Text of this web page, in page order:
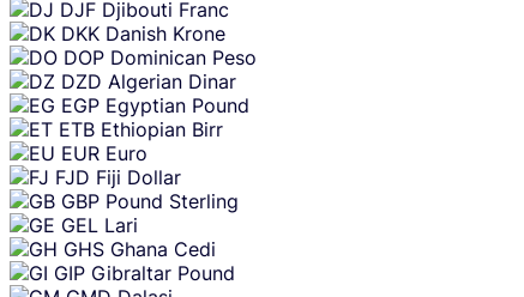
DJF Djibouti Franc
DKK Danish Krone
DOP Dominican Peso
DZD Algerian Dinar
EGP Egyptian Pound
ETB Ethiopian Birr
EUR Euro
FJD Fiji Dollar
GBP Pound Sterling
GEL Lari
GHS Ghana Cedi
GIP Gibraltar Pound